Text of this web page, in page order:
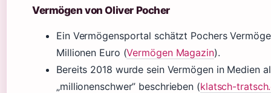
Vermögen von Oliver Pocher
Ein Vermögensportal schätzt Pochers
Millionen Euro (Vermögen Magazin).
Bereits 2018 wurde sein Vermögen in Medien
„millionenschwer” beschrieben (klatsch-